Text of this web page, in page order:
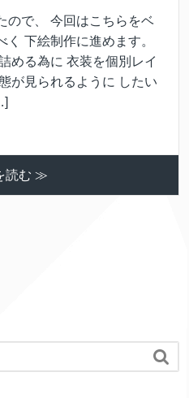
ので、 今回はこちらをベ
下絵制作に進めます。
める為に 衣装を個別レイ
が見られるように したい
読む ≫
